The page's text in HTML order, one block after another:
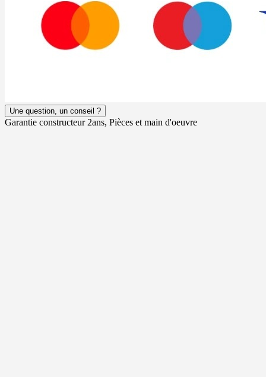
Une question, un conseil ?
Garantie constructeur 2ans, Pièces et main d'oeuvre